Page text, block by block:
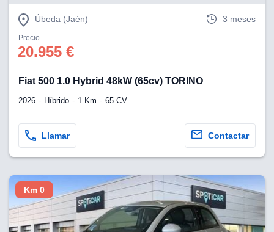
servicios.
socios
Úbeda (Jaén) 3 meses
Precio
20.955 €
Fiat 500 1.0 Hybrid 48kW (65cv) TORINO
2026 Híbrido 1 Km 65 CV
Llamar Contactar
Km 0